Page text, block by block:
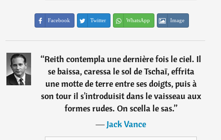
Facebook Twitter WhatsApp Image
“Reith contempla une dernière fois le ciel. Il
se baissa, caressa le sol de Tschaï, effrita
une motte de terre entre ses doigts, puis à
son tour il s'introduisit dans le vaisseau aux
formes rudes. On scella le sas.”
―Jack Vance